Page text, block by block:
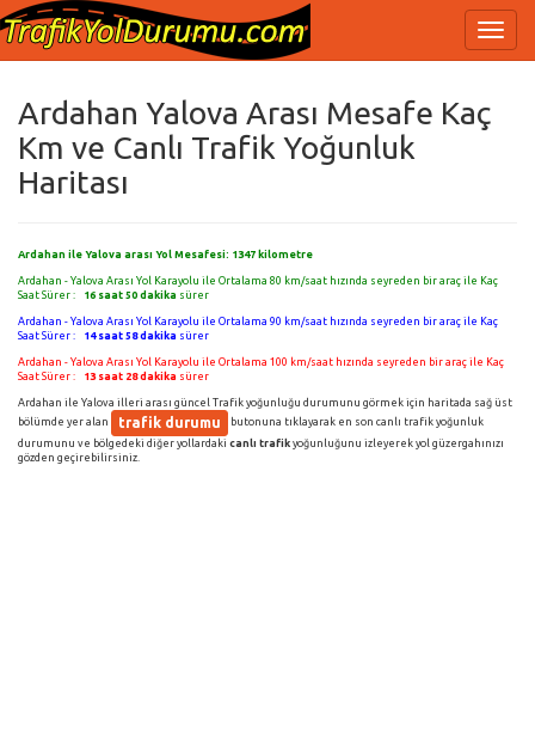
Ardahan Yalova Arası Mesafe Kaç
Km ve Canlı Trafik Yoğunluk
Haritası
Ardahan ile Yalova arası Yol Mesafesi: 1347 kilometre
Ardahan - Yalova Arası Yol Karayolu ile Ortalama 80 km/saat hızında seyreden bir araç ile Kaç
Saat Sürer :
16 saat 50 dakika sürer
Ardahan - Yalova Arası Yol Karayolu ile Ortalama 90 km/saat hızında seyreden bir araç ile Kaç
Saat Sürer :
14 saat 58 dakika sürer
Ardahan - Yalova Arası Yol Karayolu ile Ortalama 100 km/saat hızında seyreden bir araç ile Kaç
Saat Sürer :
13 saat 28 dakika sürer
Ardahan ile Yalova illeri arası güncel Trafik yoğunluğu durumunu görmek için haritada sağ üst
bölümde yer alan
trafik durumu
butonuna tıklayarak en son canlı trafik yoğunluk
durumunu ve bölgedeki diğer yollardaki canlı trafik yoğunluğunu izleyerek yol güzergahınızı
gözden geçirebilirsiniz.